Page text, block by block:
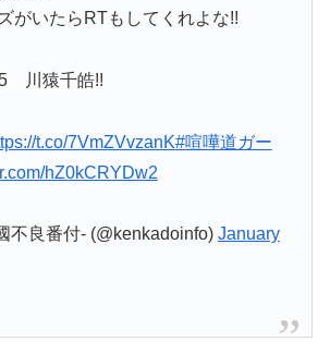
がいたらRTもしてくれよな!!
川猿千皓!!
t.co/7VmZVvzanK#喧嘩道ガー
hZ0kCRYDw2
不良番付- (@kenkadoinfo) January